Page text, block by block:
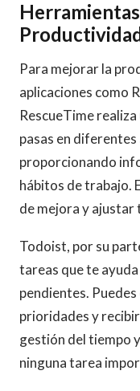
Para mejorar la
aplicaciones como
RescueTime
pasas en
proporcionando
hábitos de trabajo.
de mejora y ajustar
Todoist, por su
tareas que te
pendientes.
prioridades y
gestión del tiempo
ninguna tarea